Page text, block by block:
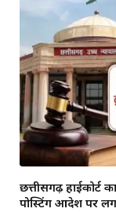
छत्तीसगढ़ हाईकोर्ट
पोस्टिंग आदेश पर